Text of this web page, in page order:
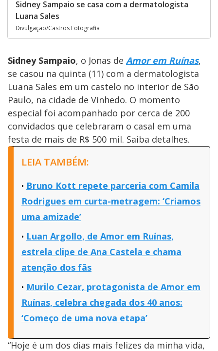
Sidney Sampaio se casa com a dermatologista
Luana Sales
Divulgação/Castros Fotografia
Sidney Sampaio, o Jonas de Amor em Ruínas,
se casou na quinta (11) com a dermatologista
Luana Sales em um castelo no interior de São
Paulo, na cidade de Vinhedo. O momento
especial foi acompanhado por cerca de 200
convidados que celebraram o casal em uma
festa de mais de R$ 500 mil. Saiba detalhes.
LEIA TAMBÉM:
Bruno Kott repete parceria com Camila
Rodrigues em curta-metragem: ‘Criamos
uma amizade’
Luan Argollo, de Amor em Ruínas,
estrela clipe de Ana Castela e chama
atenção dos fãs
Murilo Cezar, protagonista de Amor em
Ruínas, celebra chegada dos 40 anos:
‘Começo de uma nova etapa’
“Hoje é um dos dias mais felizes da minha vida,